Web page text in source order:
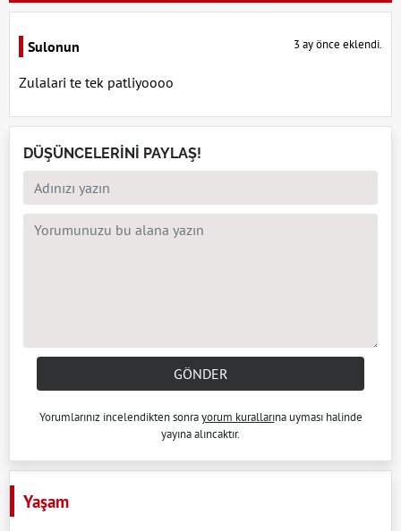
Sulonun 3 ay önce eklendi.
Zulalari te tek patliyoooo
DÜŞÜNCELERİNİ PAYLAŞ!
GÖNDER
Yorumlarınız incelendikten sonrayorum kurallarına uyması halinde
yayına alıncaktır.
Yaşam